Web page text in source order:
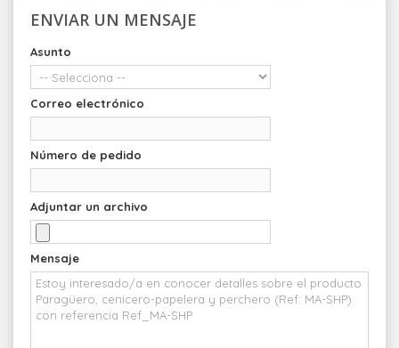
ENVIAR UN MENSAJE
Asunto
Correo electrónico
Número de pedido
Adjuntar un archivo
Mensaje